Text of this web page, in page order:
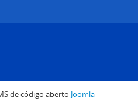
de código aberto Joomla